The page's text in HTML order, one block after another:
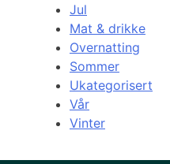
Jul
Mat & drikke
Overnatting
Sommer
Ukategorisert
Vår
Vinter